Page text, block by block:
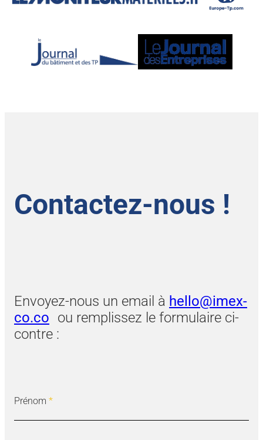
Contactez-nous !
Envoyez-nous un email à hello@imex-
co.co ou remplissez le formulaire ci-
contre :
Prénom *